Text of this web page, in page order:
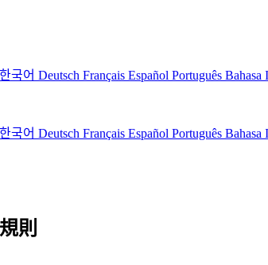
한국어 Deutsch Français Español Português Bahasa
한국어 Deutsch Français Español Português Bahasa
則